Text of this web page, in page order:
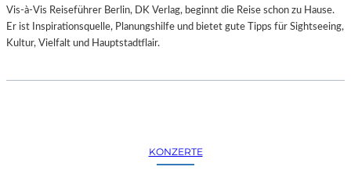
Vis-à-Vis Reiseführer Berlin, DK Verlag, beginnt die Reise schon zu Hause.
Er ist Inspirationsquelle, Planungshilfe und bietet gute Tipps für Sightseeing,
Kultur, Vielfalt und Hauptstadtflair.
KONZERTE